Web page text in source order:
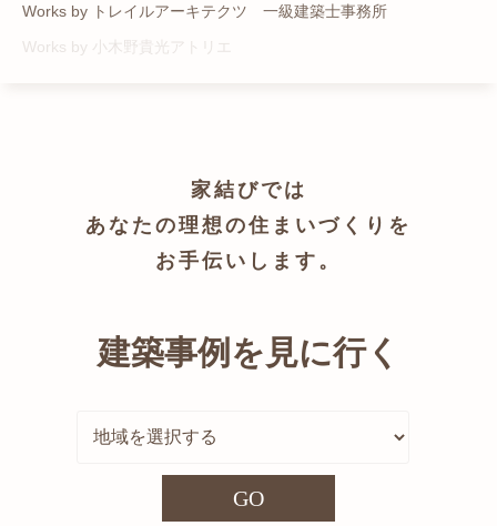
Works by 小木野貴光アトリエ
Works by トレイルアーキテクツ 一級建築士事務所
家結びでは
あなたの理想の住まいづくりを
お手伝いします。
建築事例を見に行く
GO